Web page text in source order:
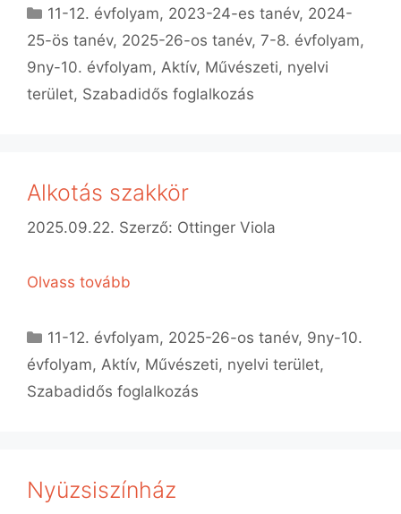
Kategória
11-12. évfolyam, 2023-24-es tanév, 2024-
25-ös tanév, 2025-26-os tanév, 7-8. évfolyam,
9ny-10. évfolyam, Aktív, Művészeti, nyelvi
terület, Szabadidős foglalkozás
Alkotás szakkör
2025.09.22. Szerző: Ottinger Viola
Olvass tovább
Kategória
11-12. évfolyam, 2025-26-os tanév, 9ny-10.
évfolyam, Aktív, Művészeti, nyelvi terület,
Szabadidős foglalkozás
Nyüzsiszínház